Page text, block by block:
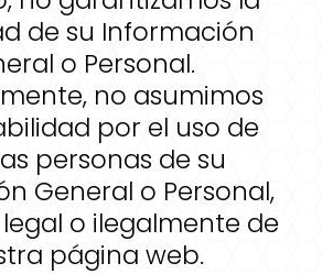
de su Información
o Personal.
no asumimos
por el uso de
personas de su
General o Personal,
o ilegalmente de
página web.